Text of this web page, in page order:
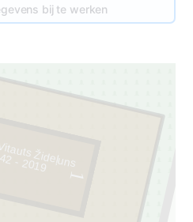
bij te werken
1
Žideļuns
- 2019